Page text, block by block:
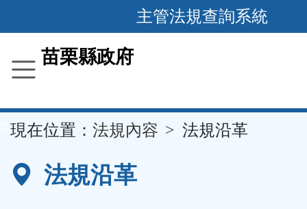
到
要
容
區
主管法規查詢系統
苗栗縣政府
現在位置： 法規內容 法規沿革
法規沿革